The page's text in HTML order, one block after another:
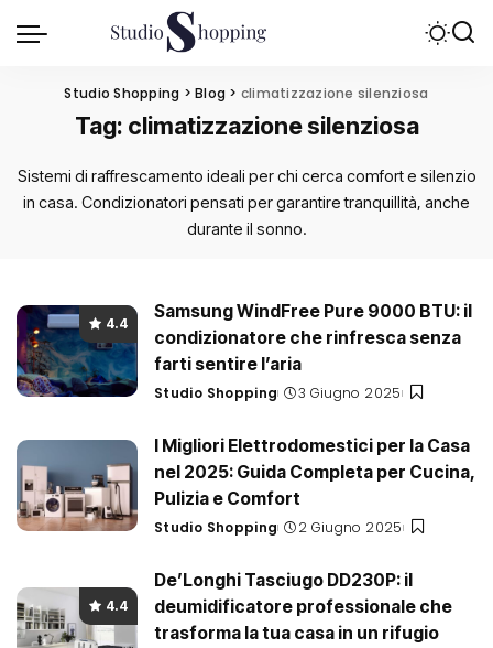
Studio Shopping >Blog > climatizzazione silenziosa
Tag: climatizzazione silenziosa
Sistemi di raffrescamento ideali per chi cerca comfort e silenzio
in casa. Condizionatori pensati per garantire tranquillità, anche
durante il sonno.
4.4
Samsung WindFree Pure 9000 BTU: il
condizionatore che rinfresca senza
farti sentire l’aria
Posted
Studio Shopping 3 Giugno 2025
I Migliori Elettrodomestici per la Casa
nel 2025: Guida Completa per Cucina,
Pulizia e Comfort
Posted
Studio Shopping 2 Giugno 2025
4.4
De’Longhi Tasciugo DD230P: il
deumidificatore professionale che
trasforma la tua casa in un rifugio